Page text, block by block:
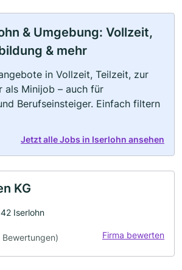
& Umgebung: Vollzeit,
& mehr
in Vollzeit, Teilzeit, zur
als Minijob – auch für
Berufseinsteiger. Einfach filtern
Jetzt alle Jobs in Iserlohn ansehen
KG
Iserlohn
Bewertungen) Firma bewerten